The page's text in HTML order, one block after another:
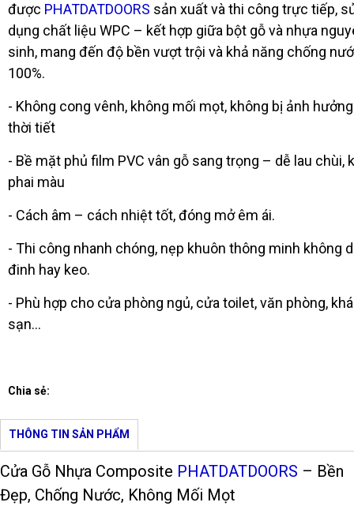
được PHATDATDOORS sản xuất và thi công trực tiếp,
dụng chất liệu WPC – kết hợp giữa bột gỗ và nhựa
sinh, mang đến độ bền vượt trội và khả năng chống
100%.
- Không cong vênh, không mối mọt, không bị ảnh
thời tiết
- Bề mặt phủ film PVC vân gỗ sang trọng – dễ lau chùi,
phai màu
- Cách âm – cách nhiệt tốt, đóng mở êm ái.
- Thi công nhanh chóng, nẹp khuôn thông minh không
đinh hay keo.
- Phù hợp cho cửa phòng ngủ, cửa toilet, văn phòng,
sạn…
Chia sẻ:
THÔNG TIN SẢN PHẨM
Cửa Gỗ Nhựa Composite PHATDATDOORS – Bền
Đẹp, Chống Nước, Không Mối Mọt